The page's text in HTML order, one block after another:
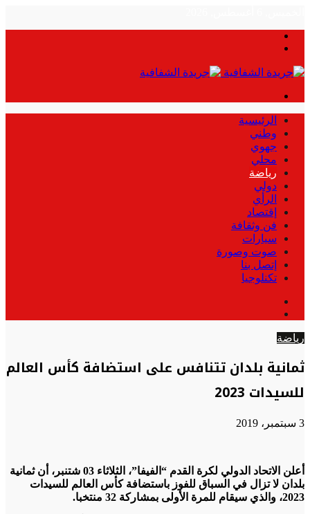
الرئيسية
وطني
جهوي
محلي
رياضة
دولي
الرأي
إقتصاد
فن وثقافة
سيارات
صوت وصورة
إتصل بنا
تكنلوجيا
رياضة
ثمانية بلدان تتنافس على استضافة كأس العالم
للسيدات 2023
3 سبتمبر، 2019
أعلن الاتحاد الدولي لكرة القدم “الفيفا”، الثلاثاء 03 شتنبر، أن ثمانية
بلدان لا تزال في السباق للفوز باستضافة كأس العالم للسيدات
2023، والذي سيقام للمرة الأولى بمشاركة 32 منتخبا.